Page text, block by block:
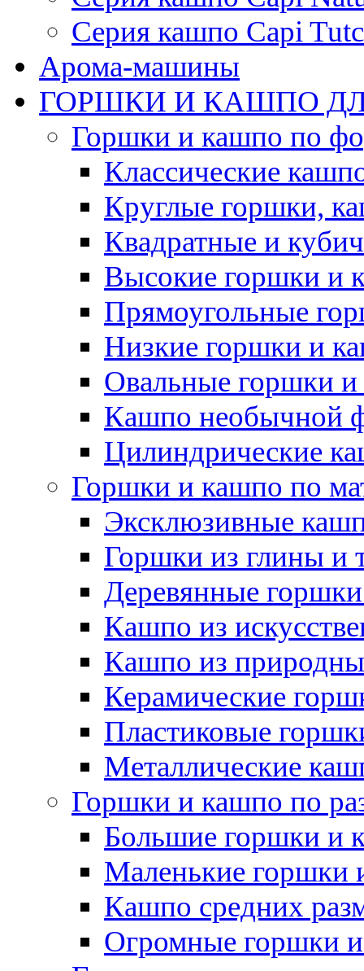
Серия кашпо Capi
Арома-машины
ГОРШКИ И КАШПО
Горшки и кашпо по
Классические
Круглые горшки,
Квадратные и
Высокие горшки и
Прямоугольные
Низкие горшки и
Овальные горшки
Кашпо необычной
Цилиндрические
Горшки и кашпо по
Эксклюзивные
Горшки из глины и
Деревянные
Кашпо из
Кашпо из
Керамические
Пластиковые
Металлические
Горшки и кашпо по
Большие горшки и
Маленькие горшки
Кашпо средних
Огромные горшки